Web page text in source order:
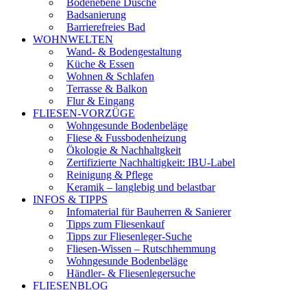
Bodenebene Dusche
Badsanierung
Barrierefreies Bad
WOHNWELTEN
Wand- & Bodengestaltung
Küche & Essen
Wohnen & Schlafen
Terrasse & Balkon
Flur & Eingang
FLIESEN-VORZÜGE
Wohngesunde Bodenbeläge
Fliese & Fussbodenheizung
Ökologie & Nachhaltgkeit
Zertifizierte Nachhaltigkeit: IBU-Label
Reinigung & Pflege
Keramik – langlebig und belastbar
INFOS & TIPPS
Infomaterial für Bauherren & Sanierer
Tipps zum Fliesenkauf
Tipps zur Fliesenleger-Suche
Fliesen-Wissen – Rutschhemmung
Wohngesunde Bodenbeläge
Händler- & Fliesenlegersuche
FLIESENBLOG